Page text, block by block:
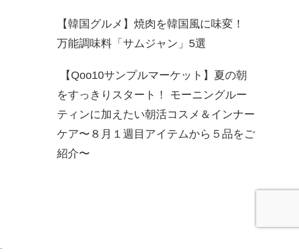
【韓国グルメ】焼肉を韓国風に味変！
万能調味料「サムジャン」5選
【Qoo10サンプルマーケット】夏の朝
をすっきりスタート！ モーニングルー
ティンに加えたい朝活コスメ＆インナー
ケア〜８月１週目アイテムから５品をご
紹介〜